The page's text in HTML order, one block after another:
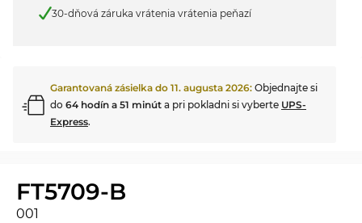
30-dňová záruka vrátenia vrátenia peňazí
Garantovaná zásielka do 11. augusta 2026: Objednajte si
do 64 hodín a 51 minút a pri pokladni si vyberte UPS-
Express.
FT5709-B
001